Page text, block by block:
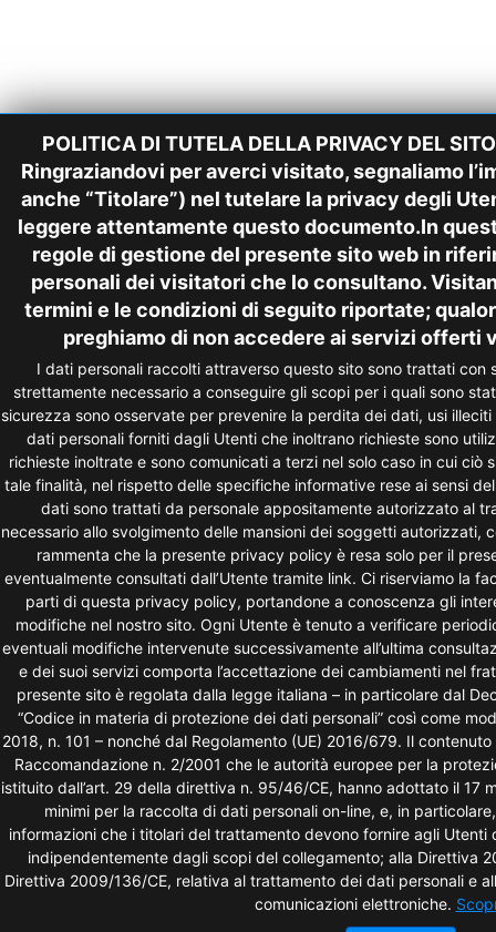
POLITICA DI TUTELA DELLA PRIVACY DEL
Ringraziandovi per averci visitato, segnaliamo
anche “Titolare”) nel tutelare la privacy degli
leggere attentamente questo documento.In
regole di gestione del presente sito web in
personali dei visitatori che lo consultano.
termini e le condizioni di seguito riportate;
preghiamo di non accedere ai servizi offerti
I dati personali raccolti attraverso questo sito sono trattati con
strettamente necessario a conseguire gli scopi per i quali sono
sicurezza sono osservate per prevenire la perdita dei dati, usi
dati personali forniti dagli Utenti che inoltrano richieste sono
richieste inoltrate e sono comunicati a terzi nel solo caso in cui ciò
tale finalità, nel rispetto delle specifiche informative rese ai sensi
dati sono trattati da personale appositamente autorizzato al
necessario allo svolgimento delle mansioni dei soggetti autorizzati,
rammenta che la presente privacy policy è resa solo per il
eventualmente consultati dall’Utente tramite link. Ci riserviamo la
parti di questa privacy policy, portandone a conoscenza gli
modifiche nel nostro sito. Ogni Utente è tenuto a verificare
eventuali modifiche intervenute successivamente all’ultima
e dei suoi servizi comporta l’accettazione dei cambiamenti nel
presente sito è regolata dalla legge italiana – in particolare dal
“Codice in materia di protezione dei dati personali” così come
2018, n. 101 – nonché dal Regolamento (UE) 2016/679. Il
Raccomandazione n. 2/2001 che le autorità europee per la
istituito dall’art. 29 della direttiva n. 95/46/CE, hanno adottato il 17
minimi per la raccolta di dati personali on-line, e, in
informazioni che i titolari del trattamento devono fornire agli
indipendentemente dagli scopi del collegamento; alla Direttiva
Direttiva 2009/136/CE, relativa al trattamento dei dati personali e
comunicazioni elettroniche.